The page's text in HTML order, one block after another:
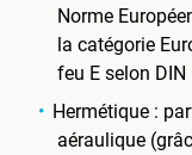
Norme
la catégorie
feu E selon
Hermétique :
aéraulique